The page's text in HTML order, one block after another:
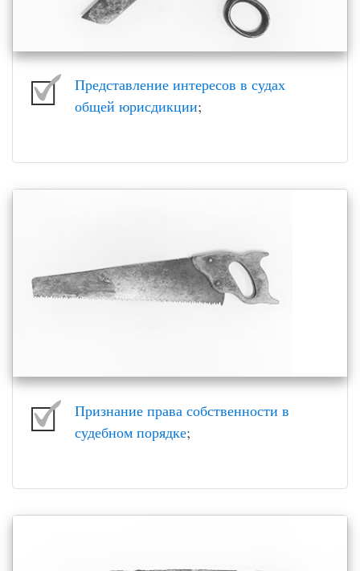
Представление интересов в судах
общей юрисдикции;
Признание права собственности в
судебном порядке;